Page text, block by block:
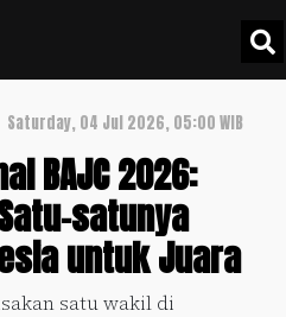
Saturday, 04 Jul 2026, 05:00 WIB
BAJC 2026:
satunya
untuk Juara
satu wakil di